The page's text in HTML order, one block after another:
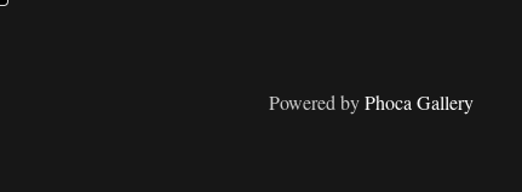
Powered byPhoca Gallery